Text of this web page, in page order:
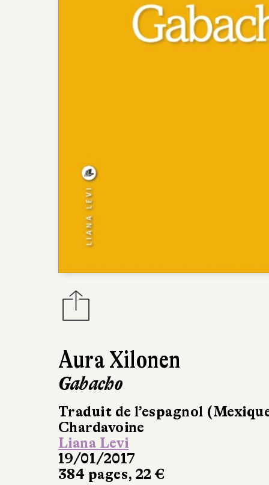
Aura Xilonen
Gabacho
Traduit de l’espagnol
Chardavoine
Liana Levi
19/01/2017
384 pages, 22 €